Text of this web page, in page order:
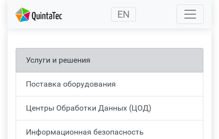
(current) EN
Услуги и решения
Поставка оборудования
Центры Обработки Данных (ЦОД)
Информационная безопасность